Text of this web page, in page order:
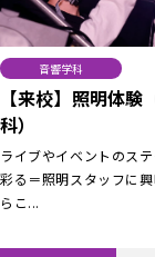
音響学科
【来校】照明体験
科）
ライブやイベントのス
彩る＝照明スタッフに
らこ...